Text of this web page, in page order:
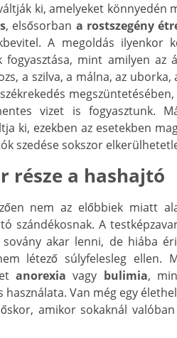
ki, amelyeket könnyedén
, elsősorban a rostszegény
A megoldás ilyenkor
mint amilyen az
a szilva, a málna, az
vizet is fogyasztunk.
ki, ezekben az esetekben
szedése sokszor
része a hashajtó
nem az előbbiek miatt
szándékosnak. A
akar lenni, de hiába
létező súlyfelesleg ellen.
anorexia vagy bulimia,
Van még egy
amikor sokaknál